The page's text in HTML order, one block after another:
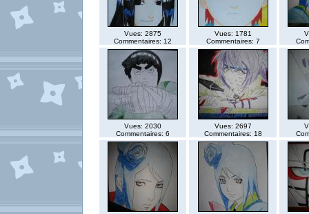
Vues: 2875
Commentaires: 12
Vues: 1781
Commentaires: 7
Vues: 2030
Commentaires: 6
Vues: 2697
Commentaires: 18